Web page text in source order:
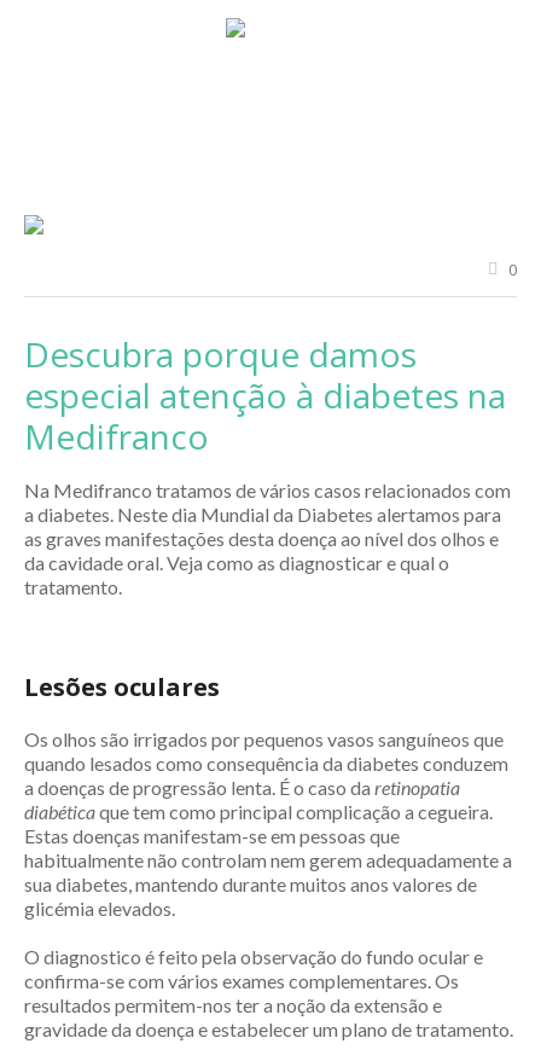
0
Descubra porque damos
especial atenção à diabetes na
Medifranco
Na Medifranco tratamos de vários casos relacionados com
a diabetes. Neste dia Mundial da Diabetes alertamos para
as graves manifestações desta doença ao nível dos olhos e
da cavidade oral. Veja como as diagnosticar e qual o
tratamento.
Lesões oculares
Os olhos são irrigados por pequenos vasos sanguíneos que
quando lesados como consequência da diabetes conduzem
a doenças de progressão lenta. É o caso da retinopatia
diabéticaque tem como principal complicação a cegueira.
Estas doenças manifestam-se em pessoas que
habitualmente não controlam nem gerem adequadamente a
sua diabetes, mantendo durante muitos anos valores de
glicémia elevados.
O diagnostico é feito pela observação do fundo ocular e
confirma-se com vários exames complementares. Os
resultados permitem-nos ter a noção da extensão e
gravidade da doença e estabelecer um plano de tratamento.